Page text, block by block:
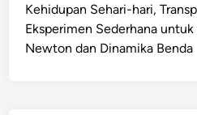
Kehidupan Sehari-hari,
Eksperimen Sederhana
Newton dan Dinamika Benda